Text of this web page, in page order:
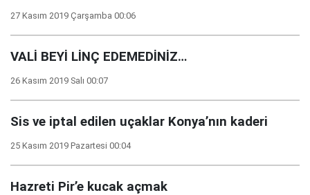
27 Kasım 2019 Çarşamba 00:06
VALİ BEYİ LİNÇ EDEMEDİNİZ…
26 Kasım 2019 Salı 00:07
Sis ve iptal edilen uçaklar Konya’nın kaderi
25 Kasım 2019 Pazartesi 00:04
Hazreti Pir’e kucak açmak